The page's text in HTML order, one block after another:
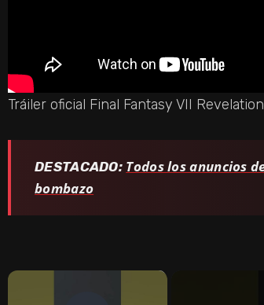
Tráiler oficial Final Fantasy VII
DESTACADO: Todos los anuncios
bombazo
×